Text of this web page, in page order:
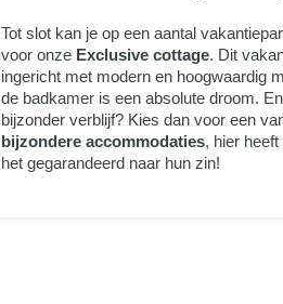
Tot slot kan je op een aantal
voor onze Exclusive cottage. Dit
ingericht met modern en hoogwaardig
de badkamer is een absolute droom.
bijzonder verblijf? Kies dan voor een
bijzondere accommodaties, hier heeft
het gegarandeerd naar hun zin!